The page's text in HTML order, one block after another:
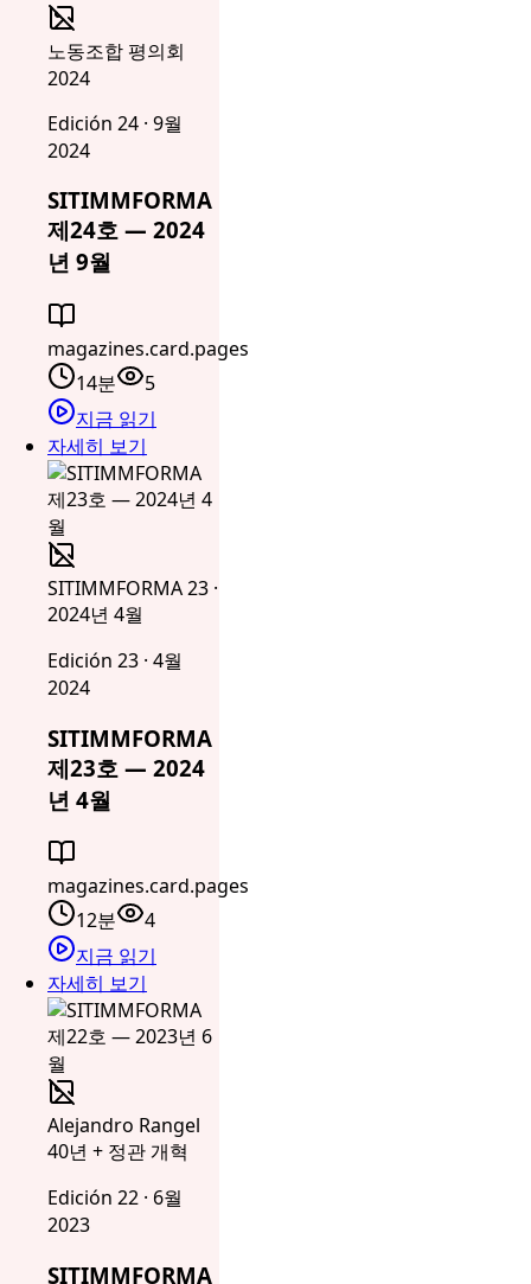
노동조합 평의회
2024
Edición 24 · 9월
2024
SITIMMFORMA
제24호 — 2024
년 9월
magazines.card.pages
14분
5
지금 읽기
자세히 보기
SITIMMFORMA 23 ·
2024년 4월
Edición 23 · 4월
2024
SITIMMFORMA
제23호 — 2024
년 4월
magazines.card.pages
12분
4
지금 읽기
자세히 보기
Alejandro Rangel
40년 + 정관 개혁
Edición 22 · 6월
2023
SITIMMFORMA